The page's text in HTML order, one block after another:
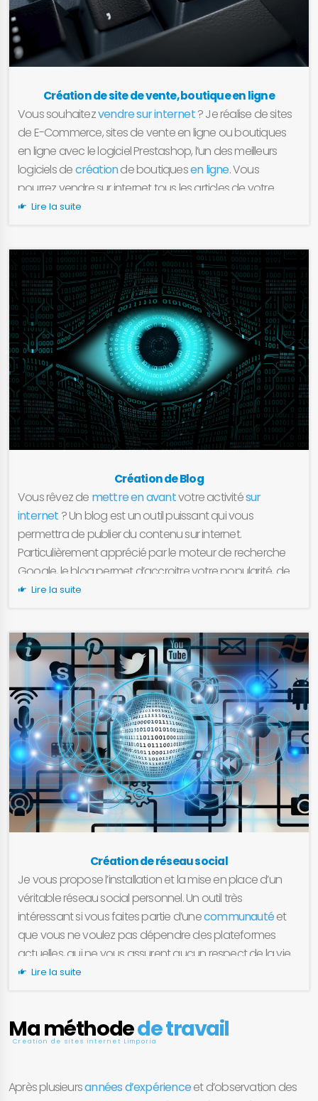
Création de site de vente, boutique en ligne
Vous souhaitezvendre sur internet? Je réalise de sites
de E-Commerce, sites de vente en ligne ou boutiques
en ligne avec le logiciel Prestashop, l’un des meilleurs
logiciels decréationde boutiquesen ligne. Vous
pourrez vendre sur internet tous les articles de votre
choix, gérer vos stocks, permettre des paiements en
Limporia, à Chambéry, en Savoie ou dans toute la
France, vos projets internet se réaliseront avec succès.
Lire la suite
Création de Blog
Vous rêvez de mettre en avantvotre activitésur
internet ? Un blog est un outil puissant qui vous
permettra de publier du contenu sur internet.
Particulièrement apprécié par le moteur de recherche
Google, le blog permet d’accroitre votre popularité, de
partager vos contenus
nécessaires pour créer et gérer votre blog, depuis
n’importe quel ordinateur, grâce à l’interface
d’administration de votre outil de publication web.
Lire la suite
Création de réseau social
Je vous propose l’installation et la mise en place d’un
véritable réseau social personnel. Un outil très
intéressant si vous faites partie d’unecommunautéet
que vous ne voulez pas dépendre des plateformes
actuelles, qui ne vous assurent aucun respect de la vie
privée et peuvent supprimer vos pages, groupes ou
pourrez contrôler, administrer et paramétrer et surtout,
installer sur votre serveur web personnel.
Lire la suite
Ma méthodede travail
Creation de sites internet Limporia
Après plusieursannées d’expérienceet d’observation des